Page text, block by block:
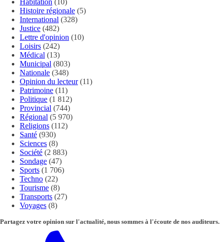
Histoire régionale (5)
International (328)
Justice (482)
Lettre d'opinion (10)
Loisirs (242)
Médical (13)
Municipal (803)
Nationale (348)
Opinion du lecteur(11)
Patrimoine (11)
Politique (1 812)
Provincial (744)
Régional (5 970)
Religions (112)
Santé (930)
Sciences (8)
Société (2 883)
Sondage (47)
Sports (1 706)
Techno (22)
Tourisme (8)
Transports (27)
Voyages (8)
Partagez votre opinion sur l'actualité, nous sommes à l'écoute de nos auditeurs.